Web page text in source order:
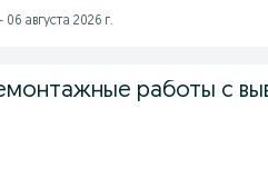
августа 2026 г.
работы с